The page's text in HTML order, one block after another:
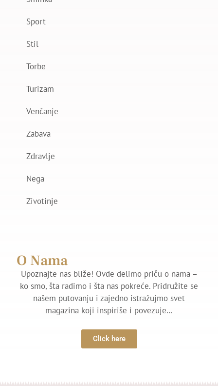
Sport
Stil
Torbe
Turizam
Venčanje
Zabava
Zdravlje
Nega
Zivotinje
O Nama
Upoznajte nas bliže! Ovde delimo priču o nama –
ko smo, šta radimo i šta nas pokreće. Pridružite se
našem putovanju i zajedno istražujmo svet
magazina koji inspiriše i povezuje…
Click here